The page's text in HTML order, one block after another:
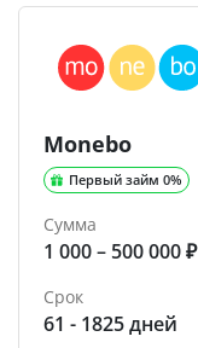
Monebo
Первый займ 0%
Сумма
1 000 – 500 000 ₽
Срок
61 - 1825 дней